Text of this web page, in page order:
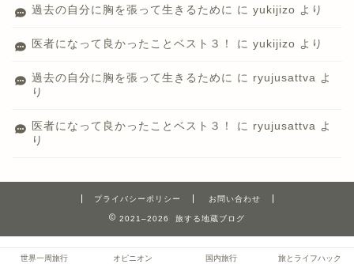
過去の自分に胸を張って生きるために に yukijizo より
医者になって良かったことベスト３！ に yukijizo より
過去の自分に胸を張って生きるために に ryujusattva よ
り
医者になって良かったことベスト３！ に ryujusattva よ
り
プライバシーポリシー お問い合わせ
2021–2026 旅する地蔵ブログ
世界一周旅行 オピニオン 国内旅行 旅とライフハック